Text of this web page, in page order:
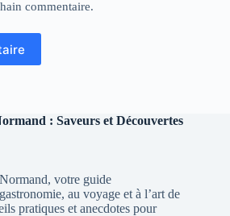
commentaire.
: Saveurs et Découvertes
votre guide
au voyage et à l’art de
pratiques et anecdotes pour